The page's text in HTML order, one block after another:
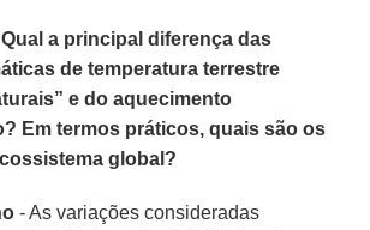
Qual a principal diferença das
de temperatura terrestre
e do aquecimento
Em termos práticos, quais são os
global?
- As variações consideradas